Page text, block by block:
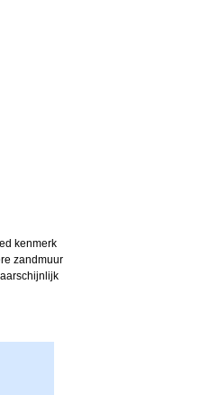
kenmerk
zandmuur